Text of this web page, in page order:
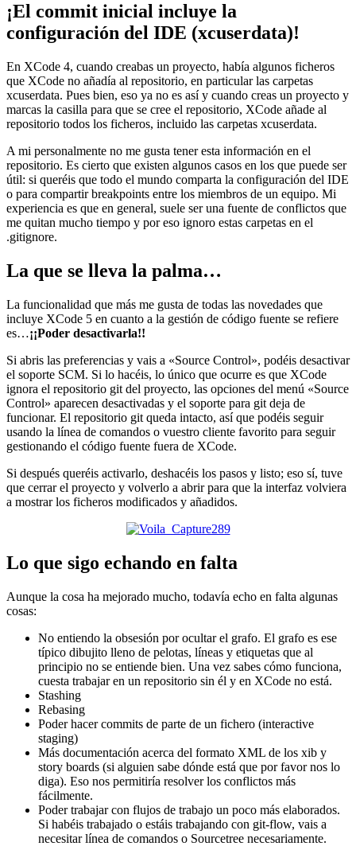
¡El commit inicial incluye la
configuración del IDE (xcuserdata)!
En XCode 4, cuando creabas un proyecto, había algunos ficheros
que XCode no añadía al repositorio, en particular las carpetas
xcuserdata. Pues bien, eso ya no es así y cuando creas un proyecto y
marcas la casilla para que se cree el repositorio, XCode añade al
repositorio todos los ficheros, incluido las carpetas xcuserdata.
A mi personalmente no me gusta tener esta información en el
repositorio. Es cierto que existen algunos casos en los que puede ser
útil: si queréis que todo el mundo comparta la configuración del IDE
o para compartir breakpoints entre los miembros de un equipo. Mi
experiencia es que en general, suele ser una fuente de conflictos que
me quitan mucho tiempo y por eso ignoro estas carpetas en el
.gitignore.
La que se lleva la palma…
La funcionalidad que más me gusta de todas las novedades que
incluye XCode 5 en cuanto a la gestión de código fuente se refiere
es…¡¡Poder desactivarla!!
Si abris las preferencias y vais a «Source Control», podéis desactivar
el soporte SCM. Si lo hacéis, lo único que ocurre es que XCode
ignora el repositorio git del proyecto, las opciones del menú «Source
Control» aparecen desactivadas y el soporte para git deja de
funcionar. El repositorio git queda intacto, así que podéis seguir
usando la línea de comandos o vuestro cliente favorito para seguir
gestionando el código fuente fuera de XCode.
Si después queréis activarlo, deshacéis los pasos y listo; eso sí, tuve
que cerrar el proyecto y volverlo a abrir para que la interfaz volviera
a mostrar los ficheros modificados y añadidos.
Lo que sigo echando en falta
Aunque la cosa ha mejorado mucho, todavía echo en falta algunas
cosas:
No entiendo la obsesión por ocultar el grafo. El grafo es ese
típico dibujito lleno de pelotas, líneas y etiquetas que al
principio no se entiende bien. Una vez sabes cómo funciona,
cuesta trabajar en un repositorio sin él y en XCode no está.
Stashing
Rebasing
Poder hacer commits de parte de un fichero (interactive
staging)
Más documentación acerca del formato XML de los xib y
story boards (si alguien sabe dónde está que por favor nos lo
diga). Eso nos permitiría resolver los conflictos más
fácilmente.
Poder trabajar con flujos de trabajo un poco más elaborados.
Si habéis trabajado o estáis trabajando con git-flow, vais a
necesitar línea de comandos o Sourcetree necesariamente.